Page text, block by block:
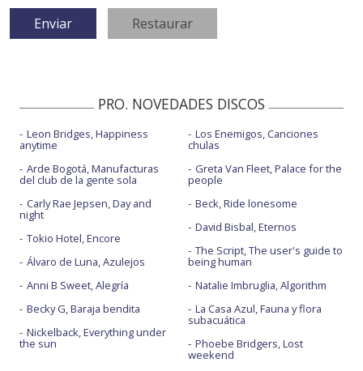
PRO. NOVEDADES DISCOS
Leon Bridges, Happiness
anytime
Arde Bogotá, Manufacturas
del club de la gente sola
Carly Rae Jepsen, Day and
night
Tokio Hotel, Encore
Álvaro de Luna, Azulejos
Anni B Sweet, Alegría
Becky G, Baraja bendita
Nickelback, Everything under
the sun
Los Enemigos, Canciones
chulas
Greta Van Fleet, Palace for the
people
Beck, Ride lonesome
David Bisbal, Eternos
The Script, The user's guide to
being human
Natalie Imbruglia, Algorithm
La Casa Azul, Fauna y flora
subacuática
Phoebe Bridgers, Lost
weekend